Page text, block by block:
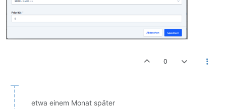
0
etwa einem Monat später